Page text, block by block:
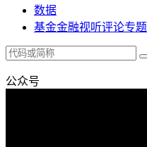
数据
基金金融视听评论专题
公众号